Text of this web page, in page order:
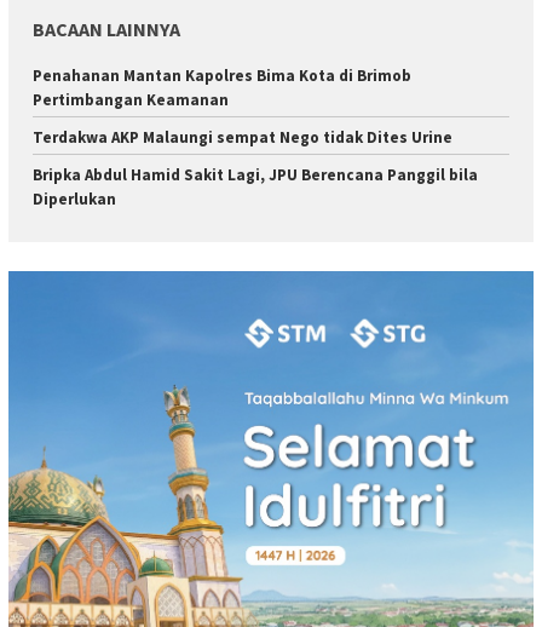
BACAAN LAINNYA
Penahanan Mantan Kapolres Bima Kota di Brimob
Pertimbangan Keamanan
Terdakwa AKP Malaungi sempat Nego tidak Dites Urine
Bripka Abdul Hamid Sakit Lagi, JPU Berencana Panggil bila
Diperlukan